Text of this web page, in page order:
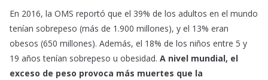
En 2016, la OMS reportó que el 39% de los adultos en el mundo
tenían sobrepeso (más de 1.900 millones), y el 13% eran
obesos (650 millones). Además, el 18% de los niños entre 5 y
19 años tenían sobrepeso u obesidad. A nivel mundial, el
exceso de peso provoca más muertes que la